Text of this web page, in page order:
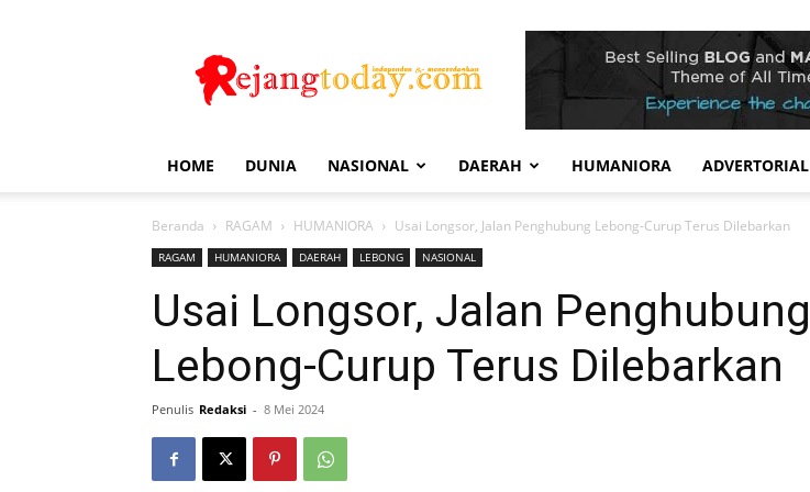
Today
HOME DUNIA NASIONAL DAERAH HUMANIORA ADVERTORIAL
Beranda RAGAM HUMANIORA Usai Longsor, Jalan Penghubung Lebong-Curup Terus Dilebarkan
RAGAM HUMANIORA DAERAH LEBONG NASIONAL
Usai Longsor, Jalan Penghubung
Lebong-Curup Terus Dilebarkan
Penulis Redaksi - 8 Mei 2024